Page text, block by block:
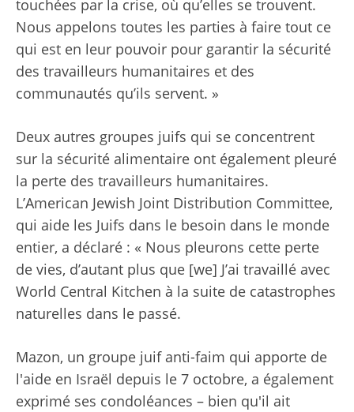
touchées par la crise, où qu’elles se trouvent.
Nous appelons toutes les parties à faire tout ce
qui est en leur pouvoir pour garantir la sécurité
des travailleurs humanitaires et des
communautés qu’ils servent. »
Deux autres groupes juifs qui se concentrent
sur la sécurité alimentaire ont également pleuré
la perte des travailleurs humanitaires.
L’American Jewish Joint Distribution Committee,
qui aide les Juifs dans le besoin dans le monde
entier, a déclaré : « Nous pleurons cette perte
de vies, d’autant plus que [we] J’ai travaillé avec
World Central Kitchen à la suite de catastrophes
naturelles dans le passé.
Mazon, un groupe juif anti-faim qui apporte de
l'aide en Israël depuis le 7 octobre, a également
exprimé ses condoléances – bien qu'il ait